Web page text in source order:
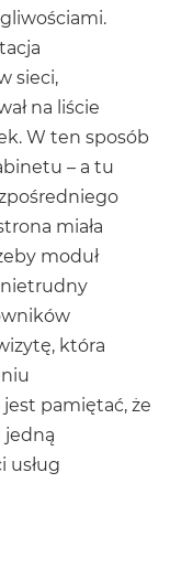
sieci,
na liście
W ten sposób
– a tu
miała
moduł
nietrudny
która
pamiętać, że
jedną
usług